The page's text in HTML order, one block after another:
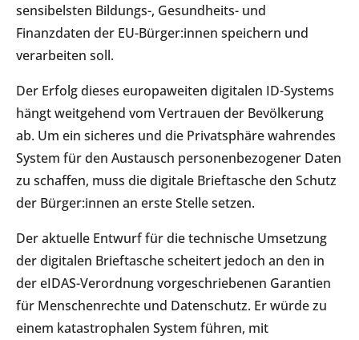
sensibelsten Bildungs-, Gesundheits- und
Finanzdaten der EU-Bürger:innen speichern und
verarbeiten soll.
Der Erfolg dieses europaweiten digitalen ID-Systems
hängt weitgehend vom Vertrauen der Bevölkerung
ab. Um ein sicheres und die Privatsphäre wahrendes
System für den Austausch personenbezogener Daten
zu schaffen, muss die digitale Brieftasche den Schutz
der Bürger:innen an erste Stelle setzen.
Der aktuelle Entwurf für die technische Umsetzung
der digitalen Brieftasche scheitert jedoch an den in
der eIDAS-Verordnung vorgeschriebenen Garantien
für Menschenrechte und Datenschutz. Er würde zu
einem katastrophalen System führen, mit